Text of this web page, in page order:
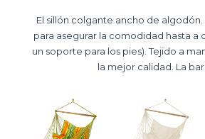
El sillón colgante ancho de
para asegurar la comodidad hasta a
un soporte para los pies). Tejido a
la mejor calidad. La